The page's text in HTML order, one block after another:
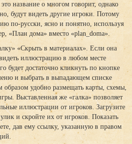
название о многом говорит, однако
будут видеть другие игроки. Потому
по-русски, ясно и понятно, используя
«План дома» вместо «plan_doma».
«Скрыть в материалах». Если она
иллюстрацию в любом месте
будет достаточно кликнуть по кнопке
и выбрать в выпадающем списке
образом удобно размещать карты, схемы,
Выставленная же «галка» позволяет
иллюстрации от игроков. Загрузите
и скройте их от игроков. Показать
дав ему ссылку, указанную в правом